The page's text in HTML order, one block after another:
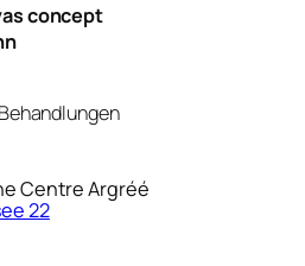
concept
Centre Argréé
22